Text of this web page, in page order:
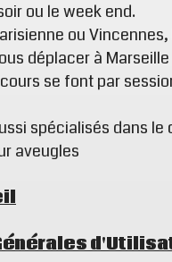
ou le week end.
ou
déplacer à
se font par
spécialisés dans
aveugles